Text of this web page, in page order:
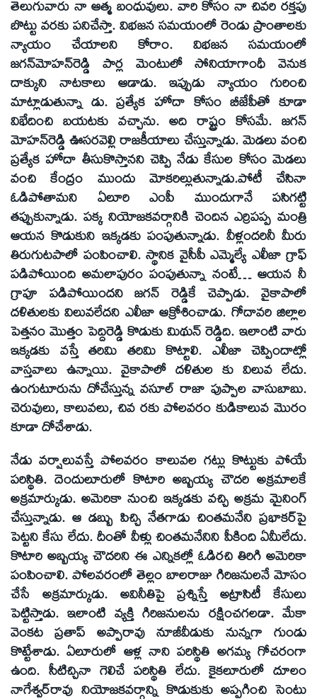
తెలుగువారు నా ఆత్మ బంధువులు. వారి కోసం నా చివరి రక్తపు
బొట్టు వరకు పనిచేస్తా. విభజన సమయంలో రెండు ప్రాంతాలకు
న్యాయం చేయాలని కోరాం. విభజన సమయంలో
జగన్‌మోహన్‌రెడ్డి పార్ల మెంటులో సోనియాగాంధీ వెనుక
దాక్కుని నాటకాలు ఆడాడు. ఇప్పుడు న్యాయం గురించి
మాట్లాడుతున్నా డు. ప్రత్యేక హోదా కోసం బీజేపీతో కూడా
విభేదించి బయటకు వచ్చాను. అది రాష్ట్రం కోసమే. జగన్‌
మోహన్‌రెడ్డి ఊసరవెల్లి రాజకీయాలు చేస్తున్నాడు. మెడలు వంచి
ప్రత్యేక హోదా తీసుకొస్తానని చెప్పి నేడు కేసుల కోసం మెడలు
వంచి కేంద్రం ముందు మోకరిల్లుతున్నాడు.పోటీ చేసినా
ఓడిపోతామని ఏలూరి ఎంపీ ముందుగానే పసిగట్టి
తప్పుకున్నాడు. పక్క నియోజకవర్గానికి చెందిన ఎర్రిపప్ప మంత్రి
ఆయన కొడుకుని ఇక్కడకు పంపుతున్నాడు. వీళ్లందరినీ మీరు
తిరుగుటపాలో పంపించాలి. స్థానిక వైసీపీ ఎమ్మెల్యే ఎలీజా గ్రాఫ్‌
పడిపోయింది అమలాపురం పంపుతున్నా నంటే… ఆయన నీ
గ్రాపూ పడిపోయిందని జగన్‌ రెడ్డికే చెప్పాడు. వైకాపాలో
దళితులకు విలువలేదని ఎలీజా ఆక్రోశించాడు. గోదావరి జిల్లాల
పెత్తనం మొత్తం పెద్దిరెడ్డి కొడుకు మిథున్‌ రెడ్డిది. ఇలాంటి వారు
ఇక్కడకు వస్తే తరిమి తరిమి కొట్టాలి. ఎలీజా చెప్పిందాట్లో
వాస్తవాలు ఉన్నాయి. వైకాపాలో దళితుల కు విలువ లేదు.
ఉంగుటూరును దోచేస్తున్న వసూల్‌ రాజా పుప్పాల వాసుబాబు.
చెరువులు, కాలువలు, చివ రకు పోలవరం కుడికాలువ మొరం
కూడా దోచేశాడు.
నేడు వర్షాలువస్తే పోలవరం కాలువల గట్లు కొట్టుకు పోయే
పరిస్థితి. దెందులూరులో కొటారి అబ్బయ్య చౌదరి అక్రమాలకే
అక్రమార్కుడు. అమెరికా నుంచి ఇక్కడకు వచ్చి అక్రమ మైనింగ్‌
చేస్తున్నాడు. ఆ డబ్బు పిచ్చి నేతగాడు చింతమనేని ప్రభాకర్‌పై
పెట్టని కేసు లేదు. దీంతో వీళ్లు చింతమనేనిని పీకింది ఏమీలేదు.
కొటారి అబ్బయ్య చౌదరిని ఈ ఎన్నికల్లో ఓడిరచి తిరిగి అమెరికా
పంపించాలి. పోలవరంలో తెల్లం బాలరాజు గిరిజనులనే మోసం
చేసే అక్రమార్కుడు. అవినీతిపై ప్రశ్నిస్తే అట్రాసిటీ కేసులు
పెట్టిస్తాడు. ఇలాంటి వ్యక్తి గిరిజనులను రక్షించగలడా. మేకా
వెంకట ప్రతాప్‌ అప్పారావు నూజీవీడుకు నున్నగా గుండు
కొట్టేశాడు. ఏలూరులో ఆళ్ల నాని పరిస్థితి అగమ్య గోచరంగా
ఉంది. సీటిచ్చినా గెలిచే పరిస్థితి లేదు. కైకలూరులో దూలం
నాగేశ్వర్‌రావు నియోజకవర్గాన్ని కొడుకుకు అప్పగించి సెంటు